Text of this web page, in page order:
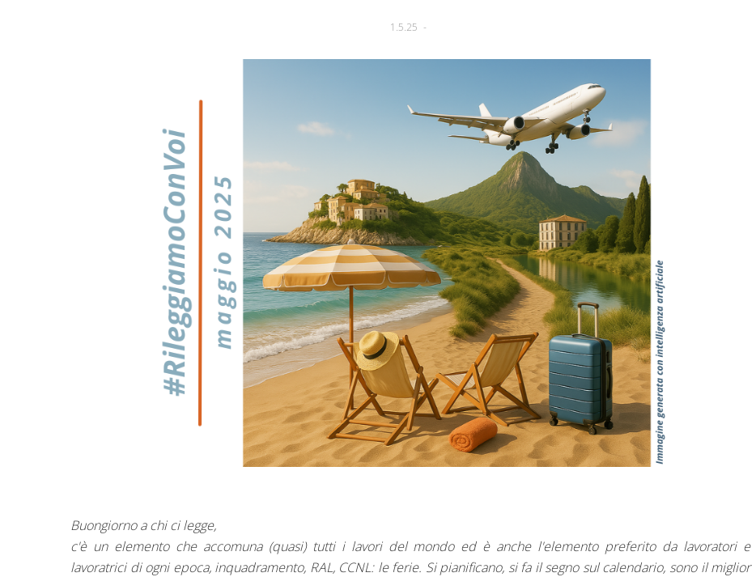
1.5.25 -
Buongiorno a chi ci legge,
c'è un elemento che accomuna (quasi) tutti i lavori del mondo ed è anche l'elemento preferito da lavoratori e
lavoratrici di ogni epoca, inquadramento, RAL, CCNL: le ferie. Si pianificano, si fa il segno sul calendario, sono il miglior